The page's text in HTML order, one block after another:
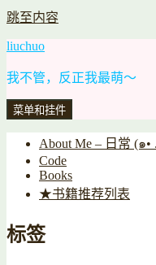
跳至内容
liuchuo
我不管，反正我最萌～
菜单和挂件
About Me – 日常 (๑•
Code
Books
★书籍推荐列表
标签